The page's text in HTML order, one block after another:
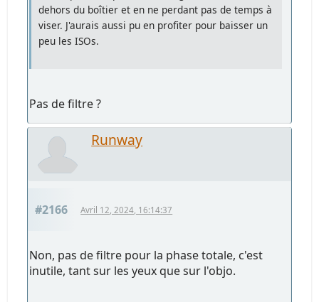
dehors du boîtier et en ne perdant pas de temps à
viser. J'aurais aussi pu en profiter pour baisser un
peu les ISOs.
Pas de filtre ?
Runway
#2166 Avril 12, 2024, 16:14:37
Non, pas de filtre pour la phase totale, c'est
inutile, tant sur les yeux que sur l'objo.